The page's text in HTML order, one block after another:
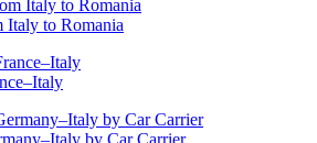
Italy to Romania
by Car Carrier